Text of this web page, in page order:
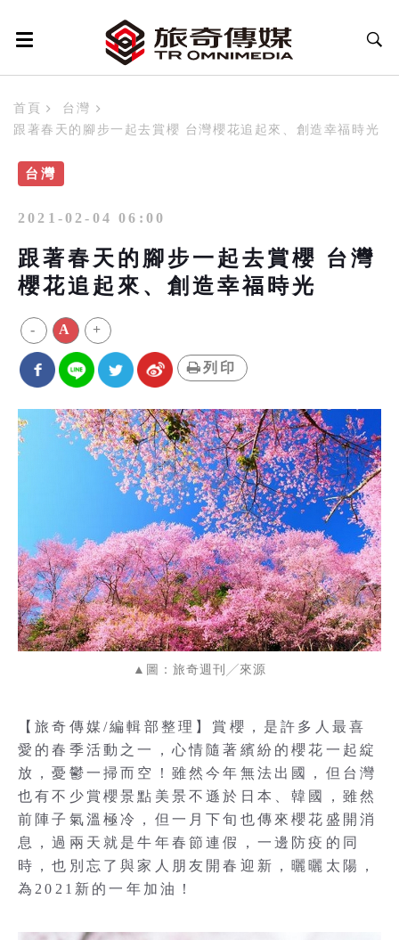
首頁
台灣
跟著春天的腳步一起去賞櫻 台灣櫻花追起來、創造幸福時光
台灣
2021-02-04 06:00
跟著春天的腳步一起去賞櫻 台灣
櫻花追起來、創造幸福時光
- A +
列印
▲圖：旅奇週刊╱來源
【旅奇傳媒/編輯部整理】賞櫻，是許多人最喜
愛的春季活動之一，心情隨著繽紛的櫻花一起綻
放，憂鬱一掃而空！雖然今年無法出國，但台灣
也有不少賞櫻景點美景不遜於日本、韓國，雖然
前陣子氣溫極冷，但一月下旬也傳來櫻花盛開消
息，過兩天就是牛年春節連假，一邊防疫的同
時，也別忘了與家人朋友開春迎新，曬曬太陽，
為2021新的一年加油！